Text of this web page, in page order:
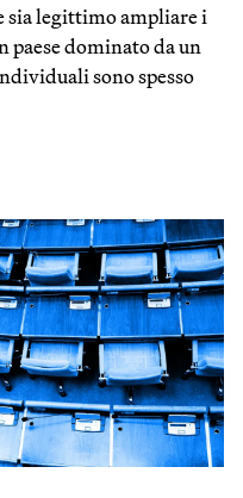
sia legittimo ampliare i
dominato da un
sono spesso